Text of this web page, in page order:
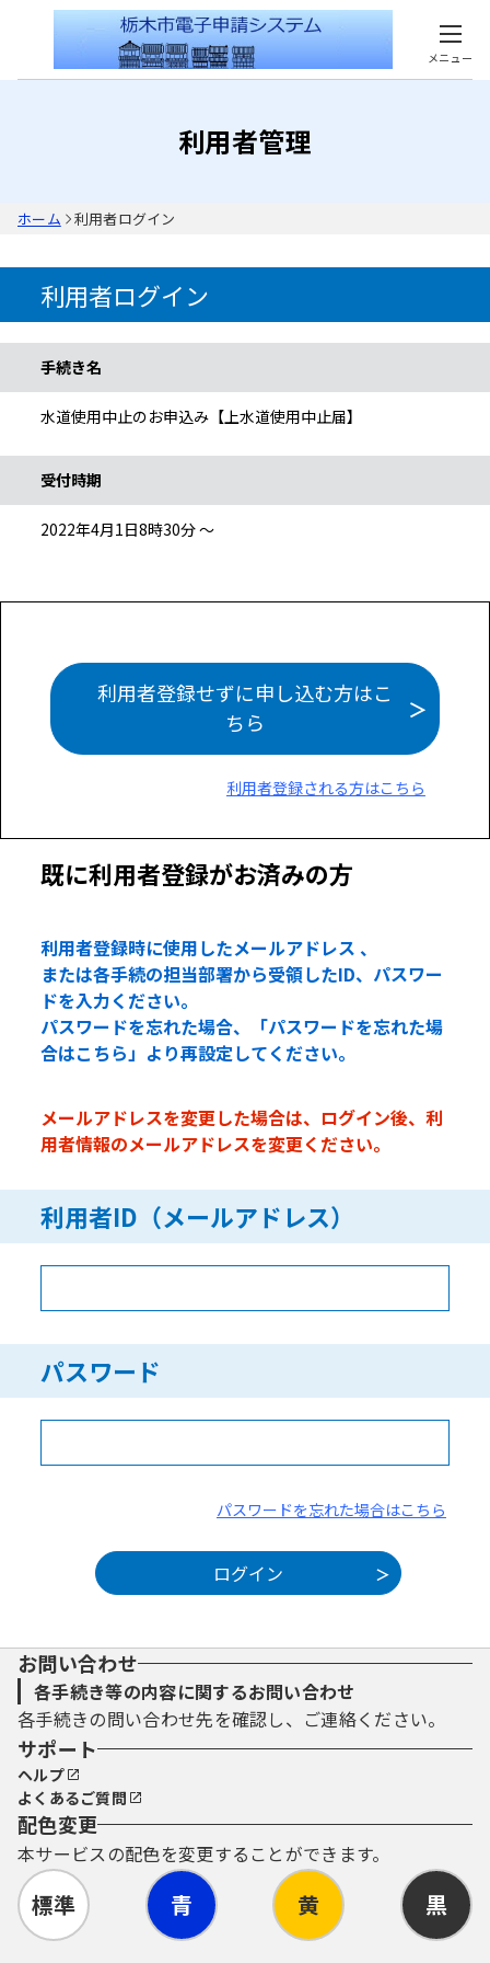
メニュー
利用者管理
ホーム 利用者ログイン
利用者ログイン
手続き名
水道使用中止のお申込み【上水道使用中止届】
受付時期
2022年4月1日8時30分 ～
利用者登録せずに申し込む方はこ
ちら
利用者登録される方はこちら
既に利用者登録がお済みの方
利用者登録時に使用したメールアドレス 、
または各手続の担当部署から受領したID、パスワー
ドを入力ください。
パスワードを忘れた場合、「パスワードを忘れた場
合はこちら」より再設定してください。
メールアドレスを変更した場合は、ログイン後、利
用者情報のメールアドレスを変更ください。
利用者ID（メールアドレス）
パスワード
パスワードを忘れた場合はこちら
お問い合わせ
各手続き等の内容に関するお問い合わせ
各手続きの問い合わせ先を確認し、ご連絡ください。
サポート
ヘルプ
よくあるご質問
配色変更
本サービスの配色を変更することができます。
標準 青 黄 黒